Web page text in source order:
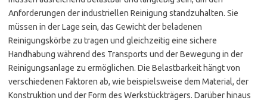
Anforderungen der industriellen Reinigung standzuhalten. Sie
müssen in der Lage sein, das Gewicht der beladenen
Reinigungskörbe zu tragen und gleichzeitig eine sichere
Handhabung während des Transports und der Bewegung in der
Reinigungsanlage zu ermöglichen. Die Belastbarkeit hängt von
verschiedenen Faktoren ab, wie beispielsweise dem Material, der
Konstruktion und der Form des Werkstückträgers. Darüber hinaus